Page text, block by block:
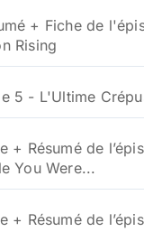
+ Fiche de
Rising
5 - L'Ultime
+ Résumé de
You Were...
+ Résumé de